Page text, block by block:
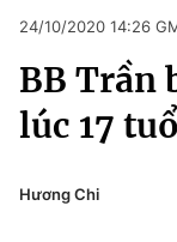
Chuyên mục
Chính trị
Pháp luật
Kinh tế
Thể thao
Truyền
Y tế
24/10/2020 14:26
BB Trần
lúc 17
Hương Chi